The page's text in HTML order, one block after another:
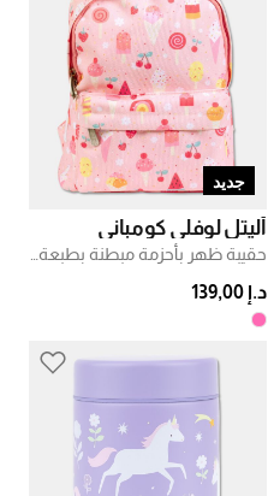
جديد
أليتل لوفلي كومباني
د.إ 139,00